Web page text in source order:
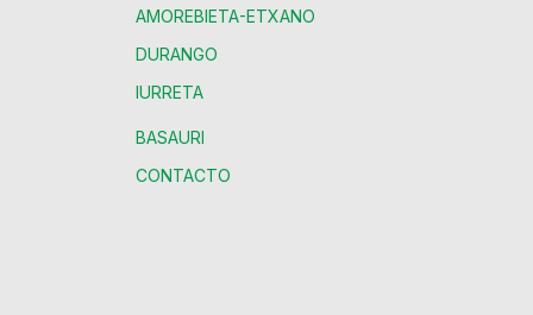
AMOREBIETA-ETXANO
DURANGO
IURRETA
BASAURI
CONTACTO